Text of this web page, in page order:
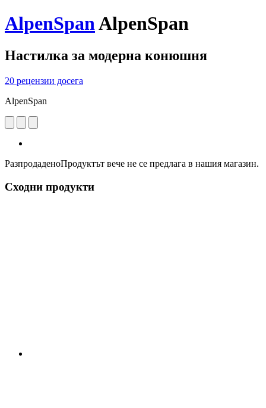
AlpenSpanAlpenSpan
Настилка за модерна конюшня
20 рецензии досега
AlpenSpan
РазпродаденоПродуктът вече не се предлага в нашия магазин.
Сходни продукти